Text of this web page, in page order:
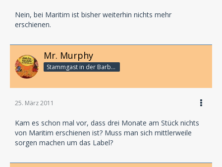
Sally Prescott: Sabine Bohlmann
Phil Miles: Peter Buchholz
Nick Gower: Norbert Gastell
Janine Cutler: Christine Pappert
Mr. Gibbons: Manfred Erdmann
Empfohlen ab 12 Jahren
Nein, bei Maritim ist bisher weiterhin nichts mehr
erschienen.
Mr. Murphy
Stammgast in der Barbarabar
25. März 2011
Kam es schon mal vor, dass drei Monate am Stück nichts
von Maritim erschienen ist? Muss man sich mittlerweile
sorgen machen um das Label?